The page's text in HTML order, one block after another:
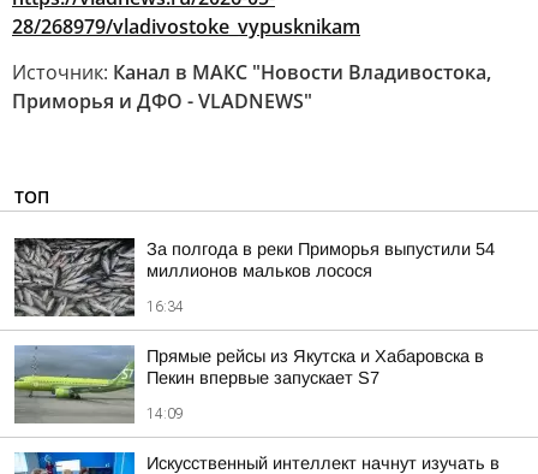
28/268979/vladivostoke_vypusknikam
Источник: Канал в МАКС "Новости Владивостока,
Приморья и ДФО - VLADNEWS"
ТОП
За полгода в реки Приморья выпустили 54
миллионов мальков лосося
16:34
Прямые рейсы из Якутска и Хабаровска в
Пекин впервые запускает S7
14:09
Искусственный интеллект начнут изучать в